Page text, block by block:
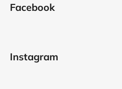
Facebook
Instagram